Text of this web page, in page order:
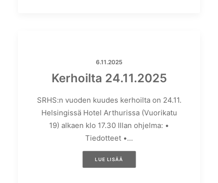
6.11.2025
Kerhoilta 24.11.2025
SRHS:n vuoden kuudes kerhoilta on 24.11.
Helsingissä Hotel Arthurissa (Vuorikatu
19) alkaen klo 17.30 Illan ohjelma: •
Tiedotteet •…
LUE LISÄÄ